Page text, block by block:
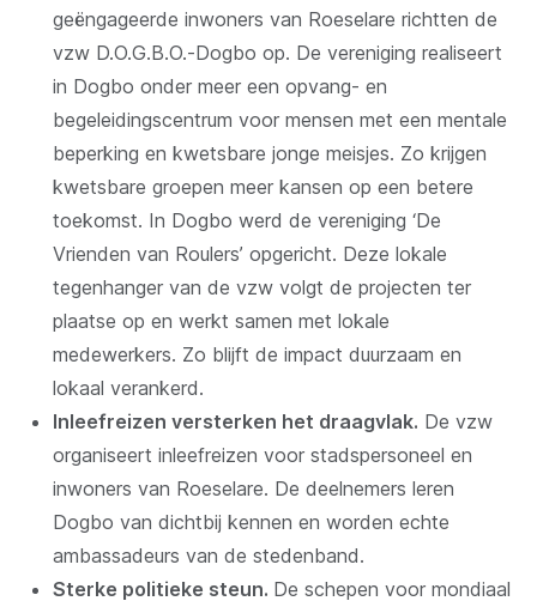
geëngageerde inwoners van Roeselare richtten de
vzw D.O.G.B.O.-Dogbo op. De vereniging realiseert
in Dogbo onder meer een opvang- en
begeleidingscentrum voor mensen met een mentale
beperking en kwetsbare jonge meisjes. Zo krijgen
kwetsbare groepen meer kansen op een betere
toekomst. In Dogbo werd de vereniging ‘De
Vrienden van Roulers’ opgericht. Deze lokale
tegenhanger van de vzw volgt de projecten ter
plaatse op en werkt samen met lokale
medewerkers. Zo blijft de impact duurzaam en
lokaal verankerd.
Inleefreizen versterken het draagvlak. De vzw
organiseert inleefreizen voor stadspersoneel en
inwoners van Roeselare. De deelnemers leren
Dogbo van dichtbij kennen en worden echte
ambassadeurs van de stedenband.
Sterke politieke steun. De schepen voor mondiaal